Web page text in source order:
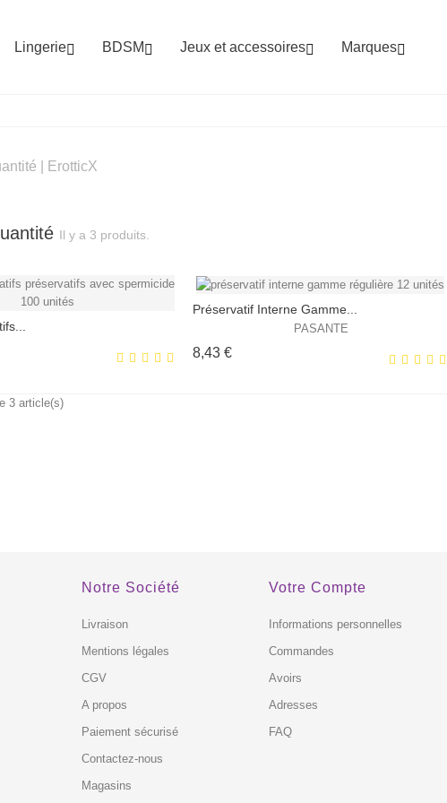
Lingerie BDSM  Jeux et accessoires Marques
Il y a 3 produits.
Préservatif Interne Gamme...
PASANTE
8,43 €Prix
3 article(s)
Notre Société
Livraison
Mentions légales
CGV
A propos
Paiement sécurisé
Contactez-nous
Magasins
Votre Compte
Informations personnelles
Commandes
Avoirs
Adresses
FAQ